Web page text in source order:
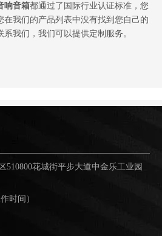
响音箱都通过了国际行业认证标准，您
在我们的产品列表中没有找到您自己的
系我们，我们可以提供定制服务。
510800花城街平步大道中金乐工业园
时间）